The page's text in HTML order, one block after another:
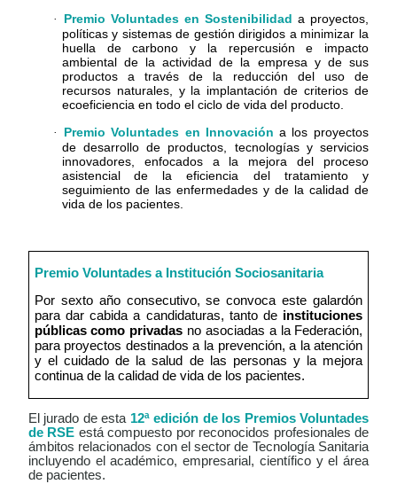
· Premio Voluntades en Sostenibilidad a proyectos,
políticas y sistemas de gestión dirigidos a minimizar la
huella de carbono y la repercusión e impacto
ambiental de la actividad de la empresa y de sus
productos a través de la reducción del uso de
recursos naturales, y la implantación de criterios de
ecoeficiencia en todo el ciclo de vida del producto.
· Premio Voluntades en Innovación a los proyectos
de desarrollo de productos, tecnologías y servicios
innovadores, enfocados a la mejora del proceso
asistencial
de la eficiencia del tratamiento y
seguimiento de las enfermedades y de la calidad de
vida de los pacientes.
Premio Voluntades a Institución Sociosanitaria
Por sexto año consecutivo, se convoca este galardón
para dar cabida a candidaturas, tanto de instituciones
públicas como privadas no asociadas a la Federación,
para proyectos destinados a la prevención, a la atención
y el cuidado de la salud de las personas y la mejora
continua de la calidad de vida de los pacientes.
El jurado de esta 12ª edición de los Premios Voluntades
de RSE está compuesto por reconocidos profesionales de
ámbitos relacionados con el sector de Tecnología Sanitaria
incluyendo el académico, empresarial, científico y el área
de pacientes.